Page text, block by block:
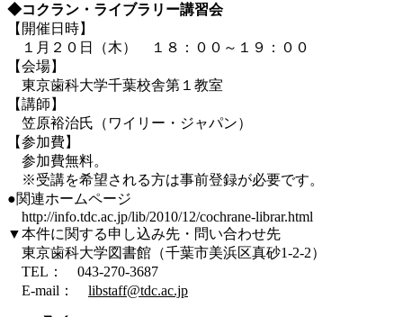
◆コクラン・ライブラリー講習会
【開催日時】
１月２０日（木） １８：００～１９：００
【会場】
東京歯科大学千葉校舎第１教室
【講師】
笠原裕治氏（ワイリー・ジャパン）
【参加費】
参加費無料。
※受講を希望される方は事前登録が必要です。
●関連ホームページ
http://info.tdc.ac.jp/lib/2010/12/cochrane-librar.html
▼本件に関する申し込み先・問い合わせ先
東京歯科大学図書館（千葉市美浜区真砂1-2-2）
TEL： 043-270-3687
E-mail： libstaff@tdc.ac.jp